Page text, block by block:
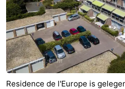
Residence de l'Europe is